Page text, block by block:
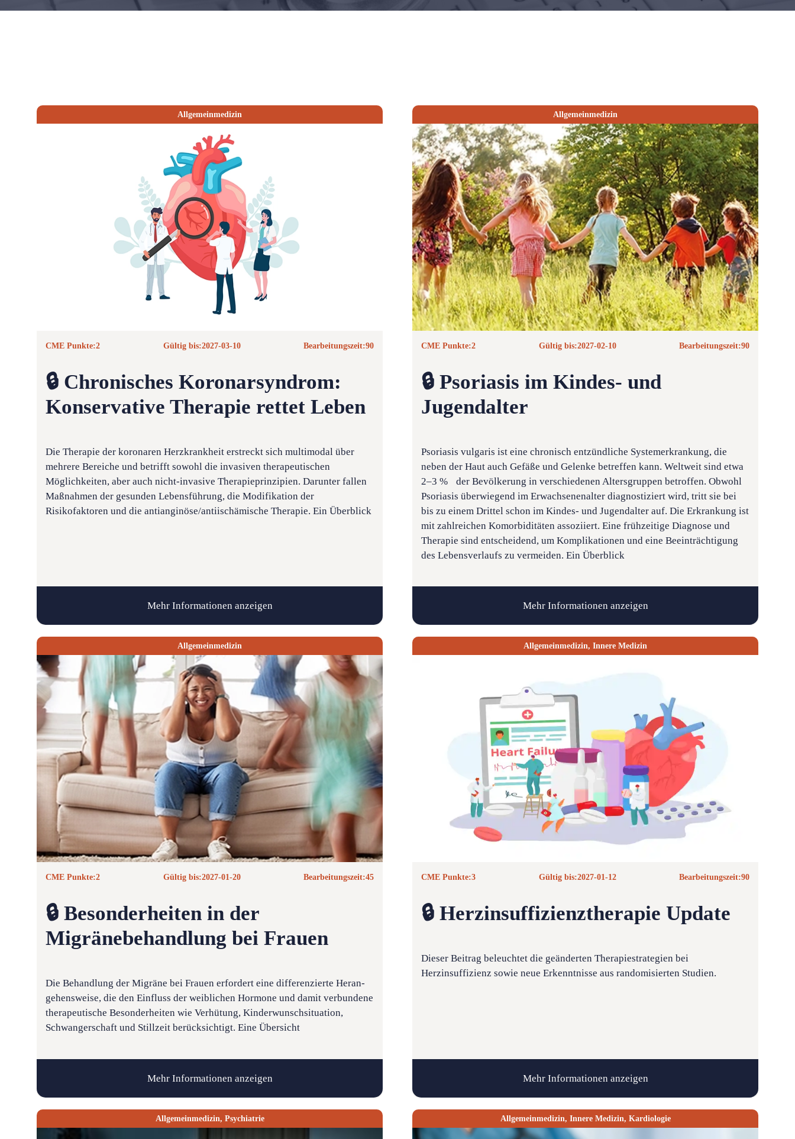
Allgemeinmedizin
CME Punkte:2 Gültig bis:2027-03-10 Bearbeitungszeit:90
🔒 Chronisches Koronarsyndrom:
Konservative Therapie rettet Leben
Die Therapie der koronaren Herzkrankheit erstreckt sich multimodal über
mehrere Bereiche und betrifft sowohl die invasiven therapeutischen
Möglichkeiten, aber auch nicht-invasive Therapieprinzipien. Darunter fallen
Maßnahmen der gesunden Lebensführung, die Modifikation der
Risikofaktoren und die antianginöse/antiischämische Therapie. Ein Überblick
Mehr Informationen anzeigen
Allgemeinmedizin
CME Punkte:2 Gültig bis:2027-02-10 Bearbeitungszeit:90
🔒 Psoriasis im Kindes- und
Jugendalter
Psoriasis vulgaris ist eine chronisch entzündliche Systemerkrankung, die
neben der Haut auch Gefäße und Gelenke betreffen kann. Weltweit sind etwa
2–3 % der Bevölkerung in verschiedenen Altersgruppen betroffen. Obwohl
Psoriasis überwiegend im Erwachsenenalter diagnostiziert wird, tritt sie bei
bis zu einem Drittel schon im Kindes- und Jugendalter auf. Die Erkrankung ist
mit zahlreichen ­Komorbiditäten assoziiert. Eine frühzeitige Diagnose und
Therapie sind ­entscheidend, um Komplikationen und eine Beeinträchtigung
des Lebensverlaufs zu vermeiden. Ein Überblick
Mehr Informationen anzeigen
Allgemeinmedizin
CME Punkte:2 Gültig bis:2027-01-20 Bearbeitungszeit:45
🔒 Besonderheiten in der
Migränebehandlung bei Frauen
Die Behandlung der Migräne bei Frauen erfordert eine differenzierte Heran­
gehensweise, die den ­Einfluss der weiblichen Hormone und damit verbundene
therapeutische Besonderheiten wie ­Verhütung, Kinderwunschsituation,
Schwangerschaft und Stillzeit berücksichtigt. Eine Übersicht
Mehr Informationen anzeigen
Allgemeinmedizin, Innere Medizin
CME Punkte:3 Gültig bis:2027-01-12 Bearbeitungszeit:90
🔒 Herzinsuffizienztherapie Update
Dieser Beitrag beleuchtet die geänderten Therapiestrategien bei
Herzinsuffizienz sowie neue Erkenntnisse aus randomisierten Studien.
Mehr Informationen anzeigen
Allgemeinmedizin, Psychiatrie Allgemeinmedizin, Innere Medizin, Kardiologie